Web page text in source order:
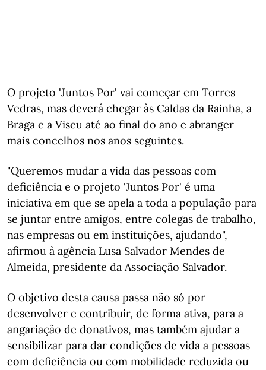
O projeto 'Juntos Por' vai começar em Torres
Vedras, mas deverá chegar às Caldas da Rainha, a
Braga e a Viseu até ao final do ano e abranger
mais concelhos nos anos seguintes.
"Queremos mudar a vida das pessoas com
deficiência e o projeto 'Juntos Por' é uma
iniciativa em que se apela a toda a população para
se juntar entre amigos, entre colegas de trabalho,
nas empresas ou em instituições, ajudando",
afirmou à agência Lusa Salvador Mendes de
Almeida, presidente da Associação Salvador.
O objetivo desta causa passa não só por
desenvolver e contribuir, de forma ativa, para a
angariação de donativos, mas também ajudar a
sensibilizar para dar condições de vida a pessoas
com deficiência ou com mobilidade reduzida ou